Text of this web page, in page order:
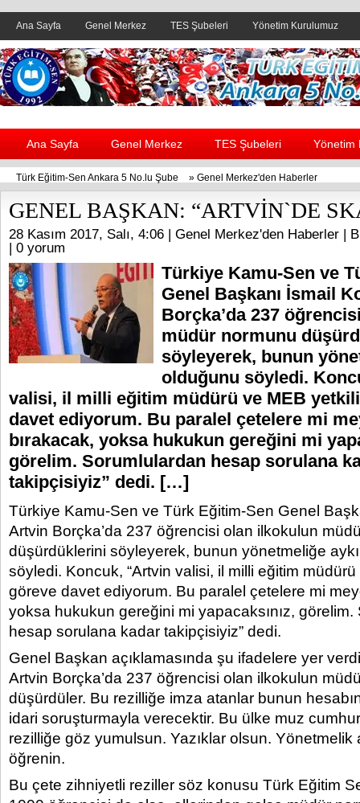
Ana Sayfa Genel Merkez TES Şubeleri Yönetim Kurulumuz
Header yanı reklam alanı
Ana Sayfa Genel Merkez TES Şubeleri Yönetim
Türk Eğitim-Sen Ankara 5 No.lu Şube » Genel Merkez'den Haberler
GENEL BAŞKAN: “ARTVİN`DE
28 Kasım 2017, Salı, 4:06 | Genel Merkez'den Haberler |
| 0 yorum
Türkiye Kamu-Sen ve
Genel Başkanı İsmail
Borçka’da 237
müdür normunu
söyleyerek, bunun
olduğunu söyledi.
valisi, il milli eğitim müdürü ve MEB
davet ediyorum. Bu paralel çetelere mi
bırakacak, yoksa hukukun gereğini mi
görelim. Sorumlulardan hesap sorulana
takipçisiyiz” dedi. […]
Türkiye Kamu-Sen ve Türk Eğitim-Sen Genel
Artvin Borçka’da 237 öğrencisi olan ilkokulun
düşürdüklerini söyleyerek, bunun yönetmeliğe
söyledi. Koncuk, “Artvin valisi, il milli eğitim
göreve davet ediyorum. Bu paralel çetelere mi
yoksa hukukun gereğini mi yapacaksınız,
hesap sorulana kadar takipçisiyiz” dedi.
Genel Başkan açıklamasında şu ifadelere yer
Artvin Borçka’da 237 öğrencisi olan ilkokulun
düşürdüler. Bu rezilliğe imza atanlar bunun
idari soruşturmayla verecektir. Bu ülke muz
rezilliğe göz yumulsun. Yazıklar olsun. Yönetmelik
öğrenin.
Bu çete zihniyetli reziller söz konusu Türk Eğitim